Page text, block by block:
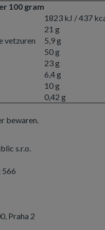
100 gram
1823 kJ / 437
21 g
vetzuren
5,9 g
50 g
23 g
6,4 g
10 g
0,42 g
bewaren.
s.r.o.
566
Praha 2